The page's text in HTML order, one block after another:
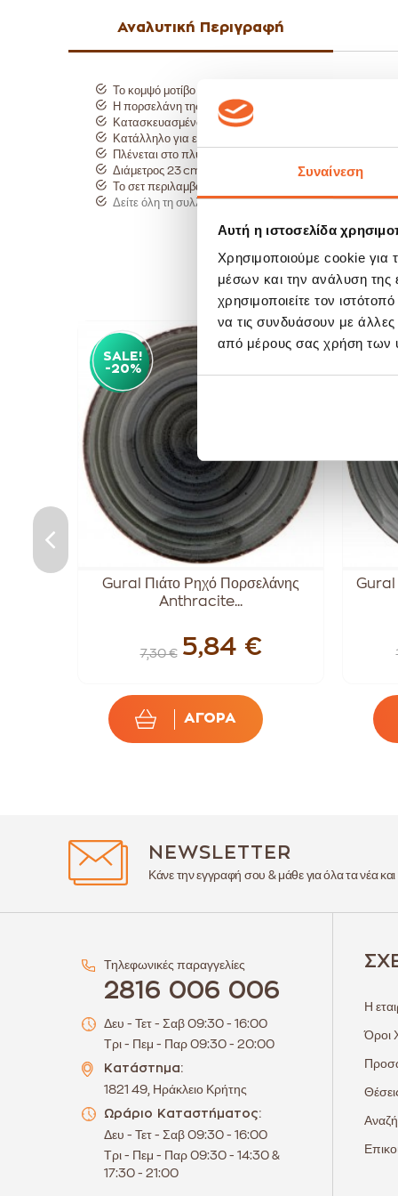
Συναίνεση
Αυτή η ιστοσελίδα
Χρησιμοποιούμε cookie για
μέσων και την ανάλυση της
χρησιμοποιείτε τον
να τις συνδυάσουν με
από μέρους σας χρήση των
Αναλυτική Περιγραφή
Το κομψό μοτίβο Axinos προσδίδει μια εκλεπτυσμένη
Η πορσελάνη της IONIA διακρίνεται για την αντοχή,
Κατασκευασμένο από υψηλής ποιότητας πορσελάνη ,
Κατάλληλο για επαγγελματική χρήση.
Πλένεται στο πλυντήριο πιάτων και κατάλληλο για
Διάμετρος 23 cm.
Το σετ περιλαμβάνει 6 τμχ.
Δείτε όλη τη συλλογή Axinos εδώ:
SALE!
-20%
Gural Πιάτο Ρηχό Πορσελάνης
Anthracite...
7,30 € 5,84 €
ΑΓΟΡΑ
Gural
NEWSLETTER
Κάνε την εγγραφή σου & μάθε για όλα τα νέα
Τηλεφωνικές παραγγελίες
2816 006 006
Δευ - Τετ - Σαβ 09:30 - 16:00
Τρι - Πεμ - Παρ 09:30 - 20:00
Κατάστημα:
1821 49, Ηράκλειο Κρήτης
Ωράριο Καταστήματος:
Δευ - Τετ - Σαβ 09:30 - 16:00
Τρι - Πεμ - Παρ 09:30 - 14:30 &
17:30 - 21:00
Η
Όροι